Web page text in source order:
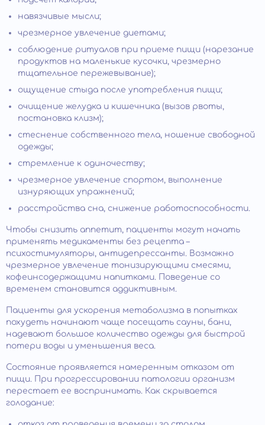
навязчивые мысли;
чрезмерное увлечение диетами;
соблюдение ритуалов при приеме пищи (нарезание
продуктов на маленькие кусочки, чрезмерно
тщательное пережевывание);
ощущение стыда после употребления пищи;
очищение желудка и кишечника (вызов рвоты,
постановка клизм);
стеснение собственного тела, ношение свободной
одежды;
стремление к одиночеству;
чрезмерное увлечение спортом, выполнение
изнуряющих упражнений;
расстройства сна, снижение работоспособности.
Чтобы снизить аппетит, пациенты могут начать
применять медикаменты без рецепта –
психостимуляторы, антидепрессанты. Возможно
чрезмерное увлечение тонизирующими смесями,
кофеинсодержащими напитками. Поведение со
временем становится аддиктивным.
Пациенты для ускорения метаболизма в попытках
похудеть начинают чаще посещать сауны, бани,
надевают большое количество одежды для быстрой
потери воды и уменьшения веса.
Состояние проявляется намеренным отказом от
пищи. При прогрессировании патологии организм
перестает ее воспринимать. Как скрывается
голодание: